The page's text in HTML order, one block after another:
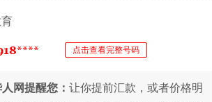
点击查看完整号码
网提醒您： 让你提前汇款，或者价格明